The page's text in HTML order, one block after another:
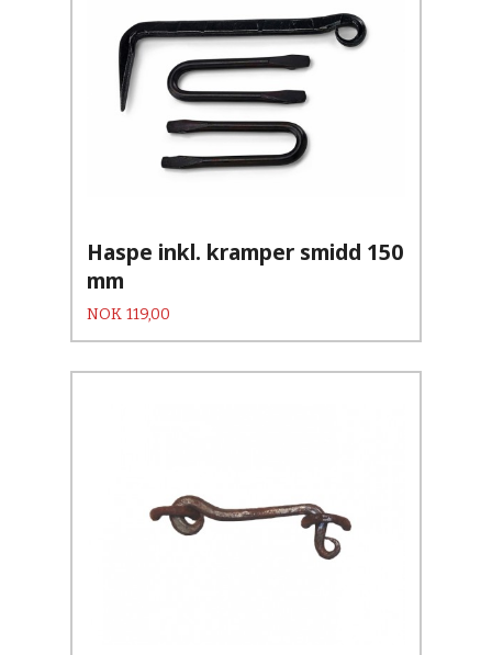
Haspe inkl. kramper smidd 150
mm
Pris
NOK 119,00